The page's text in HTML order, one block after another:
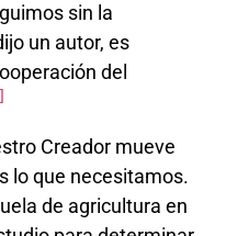
sin la
un autor, es
del
Creador mueve
lo que necesitamos.
de agricultura en